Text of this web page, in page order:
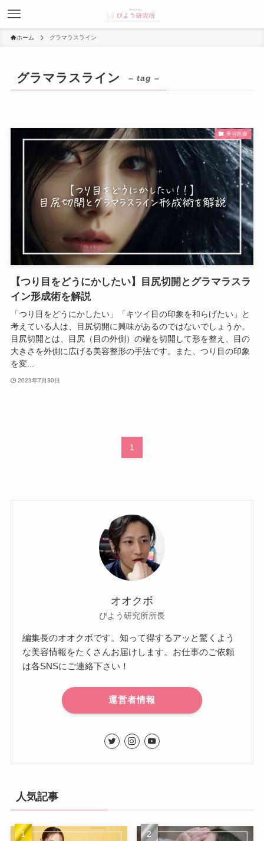
ホーム グラマラスライン
グラマラスライン – tag –
美容医療
【つり目をどうにかしたい】目尻切開とグラマラスラ
イン形成術を解説
「つり目をどうにかしたい」「キツイ目の印象を和らげたい」と
考えている人は、目尻切開に興味があるのではないでしょうか。
目尻切開とは、目尻（目の外側）の端を切開して形を整え、目の
大きさを外側に広げる美容整形の手法です。また、つり目の印象
を変...
2023年7月30日
1
オオクボ
びよう研究所所長
編集長のオオクボです。知って得するアッと驚くよう
な美容情報をたくさんお届けします。お仕事のご依頼
は各SNSにご連絡下さい！
運営者情報
人気記事